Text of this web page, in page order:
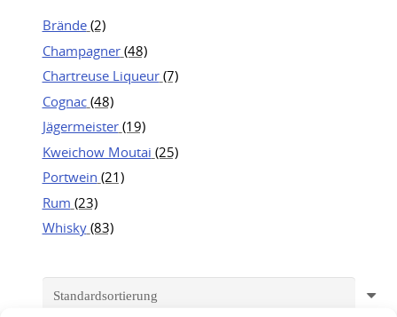
Brände (2)
Champagner (48)
Chartreuse Liqueur (7)
Cognac (48)
Jägermeister (19)
Kweichow Moutai (25)
Portwein (21)
Rum (23)
Whisky (83)